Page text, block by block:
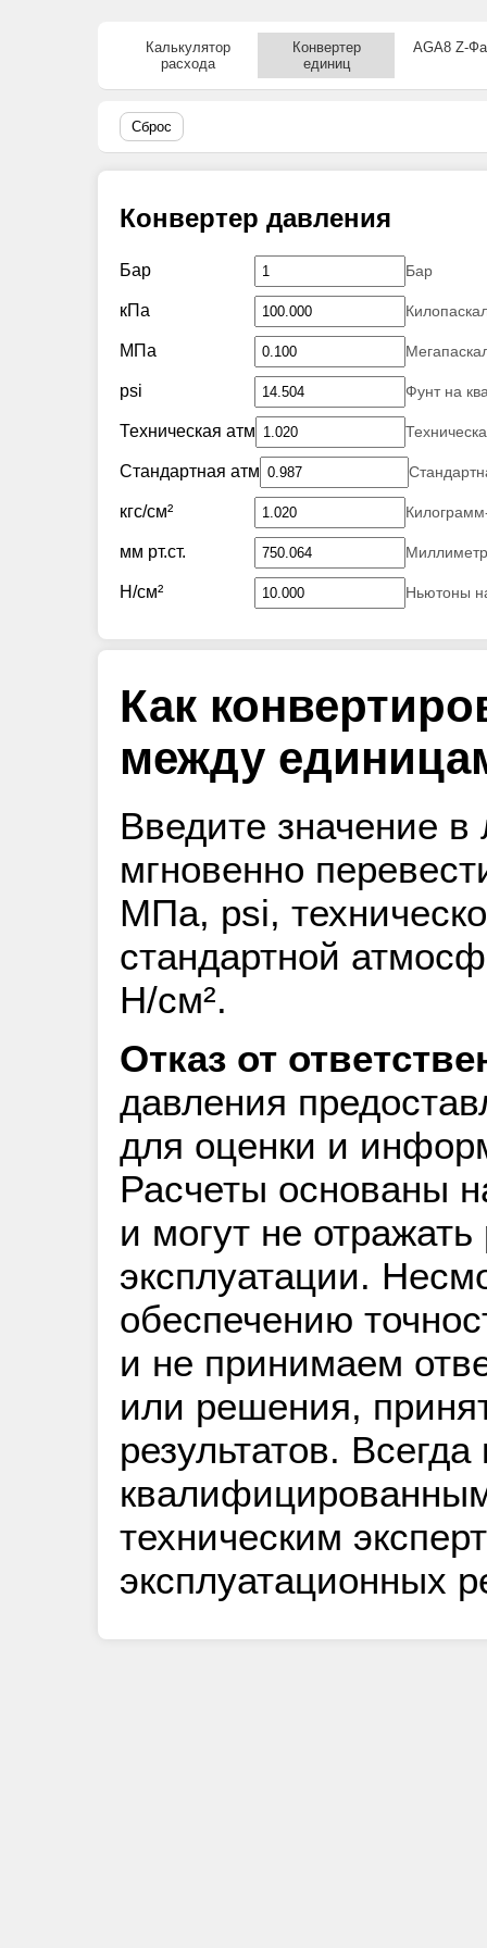
Калькулятор
расхода
Конвертер
единиц
AGA8 Z-
Сброс
Конвертер давления
Бар Бар
кПа
МПа
psi Фунт на
Техническая атм
Стандартная атм
кгс/см²
мм рт.ст.
Н/см² Ньютоны
Как
между
Введите значение
мгновенно
МПа, psi,
стандартной
Н/см².
Отказ от
давления
для оценки и
Расчеты основаны
и могут не
эксплуатации.
обеспечению
и не принимаем
или решения,
результатов.
техническим
эксплуатационных